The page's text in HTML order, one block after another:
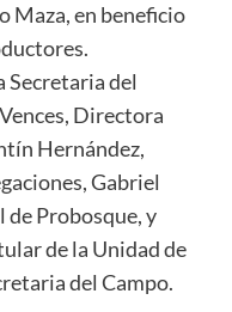
Maza, en beneficio
Secretaria del
Directora
Hernández,
Gabriel
Probosque, y
de la Unidad de
del Campo.